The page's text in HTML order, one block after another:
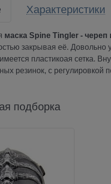
Характеристики
маска Spine Tingler - череп
закрывая её. Довольно
пластикоая сетка.
резинок, с регулировкой
подборка